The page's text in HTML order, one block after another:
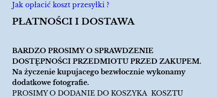
Jak opłacić koszt przesyłki ?
PŁATNOŚCI I DOSTAWA
BARDZO PROSIMY O SPRAWDZENIE
DOSTĘPNOŚCI PRZEDMIOTU PRZED ZAKUPEM.
Na życzenie kupujacego bezwłocznie wykonamy
dodatkowe fotografie.
PROSIMY O DODANIE DO KOSZYKA KOSZTU